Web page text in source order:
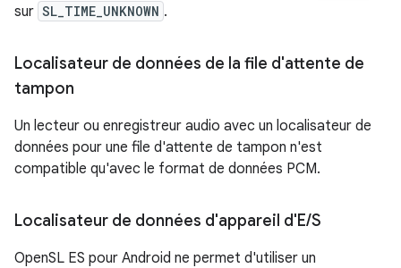
sur SL_TIME_UNKNOWN .
Localisateur de données de la file d'attente de
tampon
Un lecteur ou enregistreur audio avec un localisateur de
données pour une file d'attente de tampon n'est
compatible qu'avec le format de données PCM.
Localisateur de données d'appareil d'E/S
OpenSL ES pour Android ne permet d'utiliser un